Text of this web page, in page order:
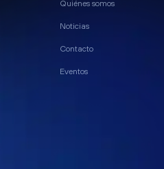
Quiénes somos
Noticias
Contacto
Eventos